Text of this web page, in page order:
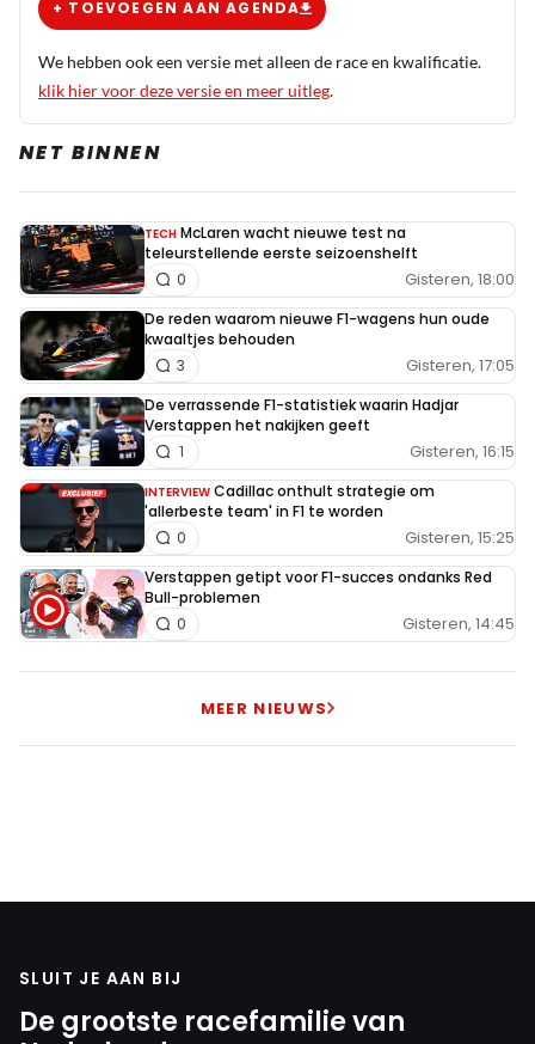
+ TOEVOEGEN AAN AGENDA
We hebben ook een versie met alleen de race en kwalificatie.
klik hier voor deze versie en meer uitleg.
NET BINNEN
TECH McLaren wacht nieuwe test na
teleurstellende eerste seizoenshelft
Gisteren, 18:00
0
De reden waarom nieuwe F1-wagens hun oude
kwaaltjes behouden
Gisteren, 17:05
3
De verrassende F1-statistiek waarin Hadjar
Verstappen het nakijken geeft
Gisteren, 16:15
1
INTERVIEW Cadillac onthult strategie om
'allerbeste team' in F1 te worden
Gisteren, 15:25
0
Verstappen getipt voor F1-succes ondanks Red
Bull-problemen
Gisteren, 14:45
0
MEER NIEUWS
SLUIT JE AAN BIJ
De grootste racefamilie van